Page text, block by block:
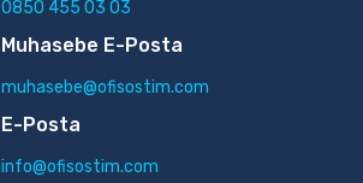
0850 455 03 03
Muhasebe E-Posta
muhasebe@ofisostim.com
E-Posta
info@ofisostim.com